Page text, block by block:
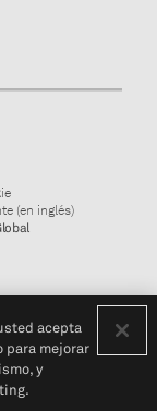
(en inglés)
acepta
para mejorar
y